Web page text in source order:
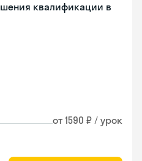
квалификации в
от 1590 ₽ / урок